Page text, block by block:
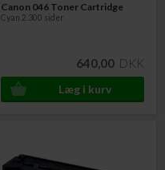
Canon 046 Toner Cartridge
Cyan 2.300 sider
640,00 DKK